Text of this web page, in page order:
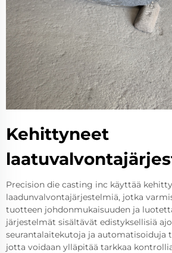
Kehittyneet
Precision die casting inc käyttää
laadunvalvontajärjestelmiä, jotka
tuotteen johdonmukaisuuden ja
järjestelmät sisältävät edistyksellisiä
seurantalaitekutoja ja automatisoiduja
jotta voidaan ylläpitää tarkkaa